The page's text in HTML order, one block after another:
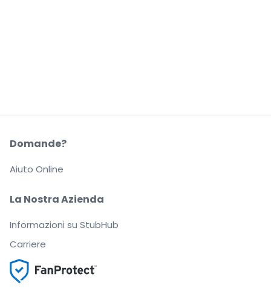
La Nostra Azienda
Informazioni su StubHub
Carriere
Domande?
Aiuto Online